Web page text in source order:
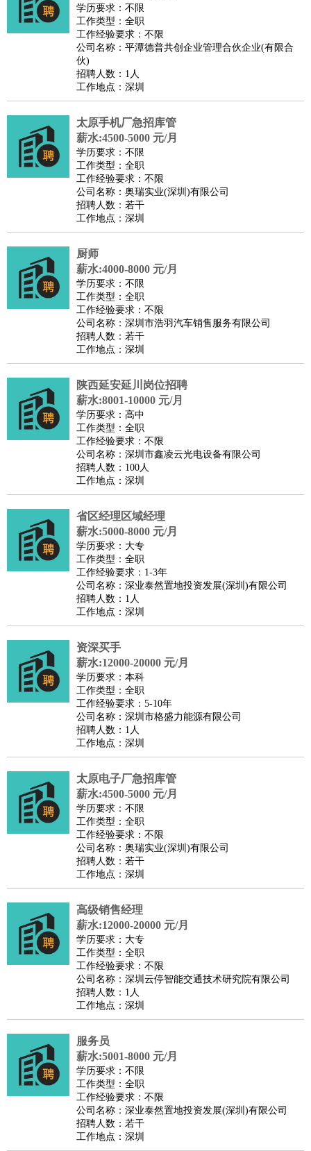
学历要求：不限
工作类型：全职
工作经验要求：不限
公司名称：平潭德普共创企业管理合伙企业(有限合
伙)
招聘人数：1人
工作地点：深圳
太原手机厂急招库管
薪水:4500-5000 元/月
学历要求：不限
工作类型：全职
工作经验要求：不限
公司名称：奥瑞实业(深圳)有限公司
招聘人数：若干
工作地点：深圳
厨师
薪水:4000-8000 元/月
学历要求：不限
工作类型：全职
工作经验要求：不限
公司名称：深圳市浩羽汽车销售服务有限公司
招聘人数：若干
工作地点：深圳
陕西延安延川岗位招聘
薪水:8001-10000 元/月
学历要求：高中
工作类型：全职
工作经验要求：不限
公司名称：深圳市鑫凌云光电设备有限公司
招聘人数：100人
工作地点：深圳
省区经理区域经理
薪水:5000-8000 元/月
学历要求：大专
工作类型：全职
工作经验要求：1-3年
公司名称：深业泰然置地投资发展(深圳)有限公司
招聘人数：1人
工作地点：深圳
资深买手
薪水:12000-20000 元/月
学历要求：本科
工作类型：全职
工作经验要求：5-10年
公司名称：深圳市格盛力能源有限公司
招聘人数：1人
工作地点：深圳
太原电子厂急招库管
薪水:4500-5000 元/月
学历要求：不限
工作类型：全职
工作经验要求：不限
公司名称：奥瑞实业(深圳)有限公司
招聘人数：若干
工作地点：深圳
高级销售经理
薪水:12000-20000 元/月
学历要求：大专
工作类型：全职
工作经验要求：不限
公司名称：深圳云停智能交通技术研究院有限公司
招聘人数：1人
工作地点：深圳
服务员
薪水:5001-8000 元/月
学历要求：不限
工作类型：全职
工作经验要求：不限
公司名称：深业泰然置地投资发展(深圳)有限公司
招聘人数：若干
工作地点：深圳